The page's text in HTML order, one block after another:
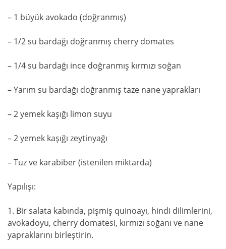
– 1 büyük avokado (doğranmış)
– 1/2 su bardağı doğranmış cherry domates
– 1/4 su bardağı ince doğranmış kırmızı soğan
– Yarım su bardağı doğranmış taze nane yaprakları
– 2 yemek kaşığı limon suyu
– 2 yemek kaşığı zeytinyağı
– Tuz ve karabiber (istenilen miktarda)
Yapılışı:
1. Bir salata kabında, pişmiş quinoayı, hindi dilimlerini,
avokadoyu, cherry domatesi, kırmızı soğanı ve nane
yapraklarını birleştirin.